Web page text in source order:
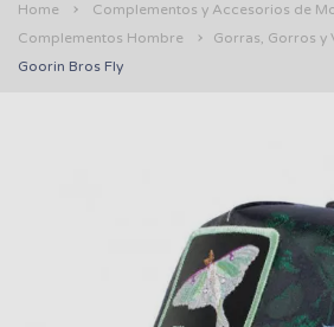
Home
Complementos y Accesorios de
Complementos Hombre
Gorras, Gorros y
Goorin Bros Fly